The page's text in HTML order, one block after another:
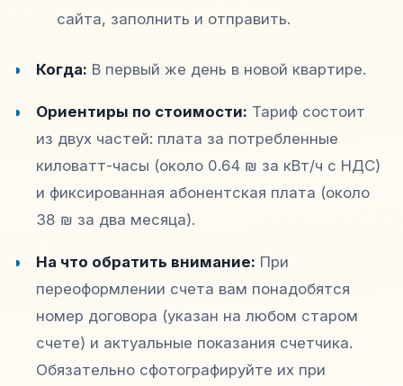
сайта, заполнить и отправить.
Когда: В первый же день в новой квартире.
Ориентиры по стоимости: Тариф состоит
из двух частей: плата за потребленные
киловатт-часы (около 0.64 ₪ за кВт/ч с НДС)
и фиксированная абонентская плата (около
38 ₪ за два месяца).
На что обратить внимание: При
переоформлении счета вам понадобятся
номер договора (указан на любом старом
счете) и актуальные показания счетчика.
Обязательно сфотографируйте их при